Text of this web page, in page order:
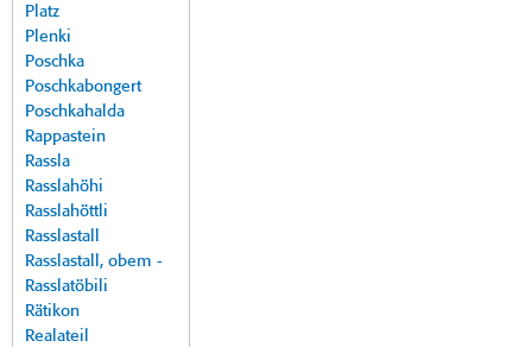
Platz
Plenki
Poschka
Poschkabongert
Poschkahalda
Rappastein
Rassla
Rasslahöhi
Rasslahöttli
Rasslastall
Rasslastall, obem -
Rasslatöbili
Rätikon
Realateil